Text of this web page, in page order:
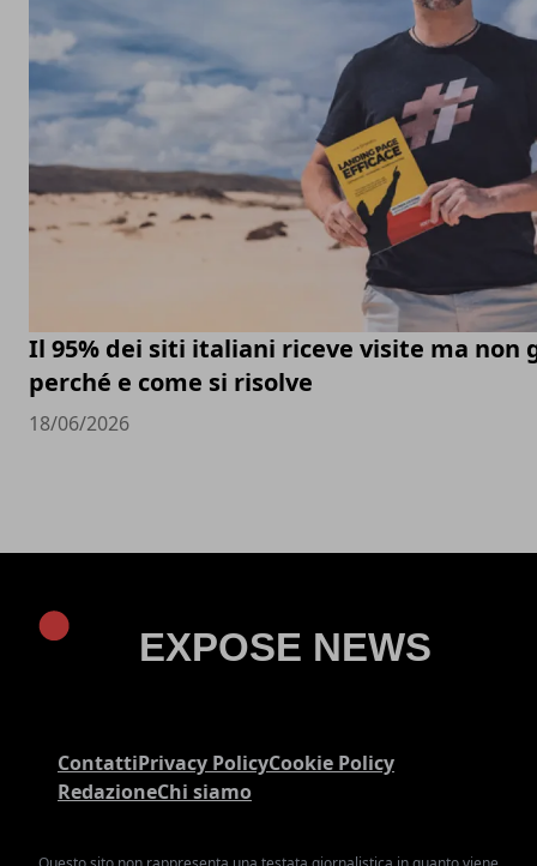
Il 95% dei siti italiani riceve visite ma non
perché e come si risolve
18/06/2026
ContattiPrivacy PolicyCookie Policy
RedazioneChi siamo